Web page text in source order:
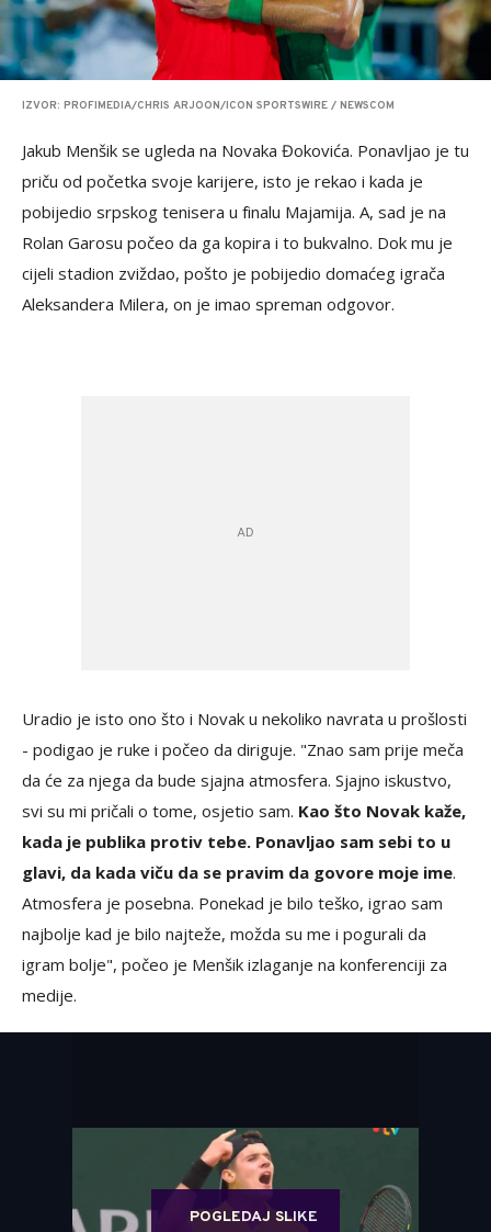
IZVOR: PROFIMEDIA/CHRIS ARJOON/ICON SPORTSWIRE / NEWSCOM
Jakub Menšik se ugleda na Novaka Đokovića. Ponavljao je tu
priču od početka svoje karijere, isto je rekao i kada je
pobijedio srpskog tenisera u finalu Majamija. A, sad je na
Rolan Garosu počeo da ga kopira i to bukvalno. Dok mu je
cijeli stadion zviždao, pošto je pobijedio domaćeg igrača
Aleksandera Milera, on je imao spreman odgovor.
Uradio je isto ono što i Novak u nekoliko navrata u prošlosti
- podigao je ruke i počeo da diriguje. "Znao sam prije meča
da će za njega da bude sjajna atmosfera. Sjajno iskustvo,
svi su mi pričali o tome, osjetio sam. Kao što Novak kaže,
kada je publika protiv tebe. Ponavljao sam sebi to u
glavi, da kada viču da se pravim da govore moje ime.
Atmosfera je posebna. Ponekad je bilo teško, igrao sam
najbolje kad je bilo najteže, možda su me i pogurali da
igram bolje", počeo je Menšik izlaganje na konferenciji za
medije.
POGLEDAJ SLIKE